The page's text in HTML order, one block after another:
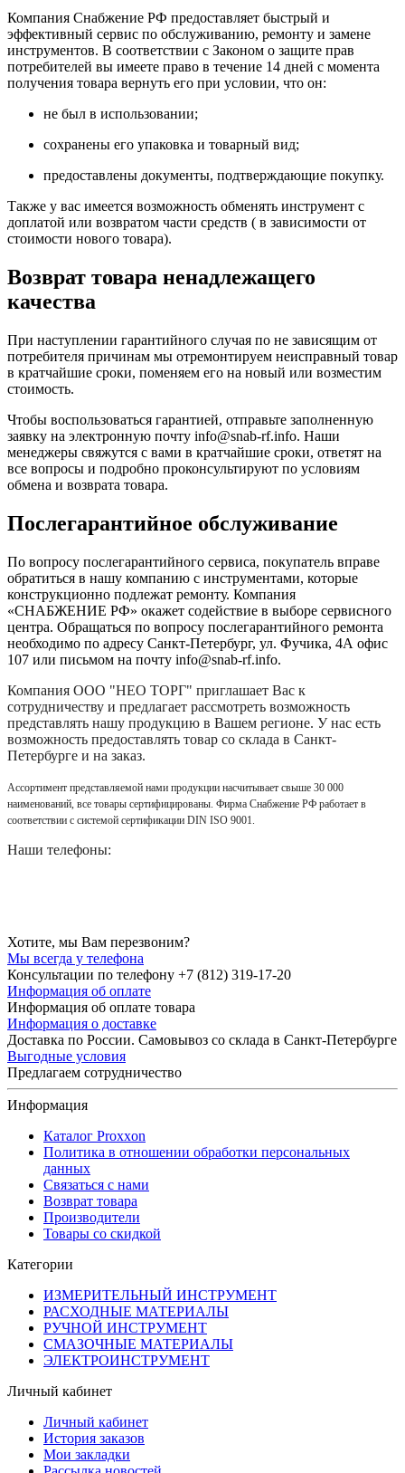
Компания Снабжение РФ предоставляет быстрый и
эффективный сервис по обслуживанию, ремонту и замене
инструментов. В соответствии с Законом о защите прав
потребителей вы имеете право в течение 14 дней с момента
получения товара вернуть его при условии, что он:
не был в использовании;
сохранены его упаковка и товарный вид;
предоставлены документы, подтверждающие покупку.
Также у вас имеется возможность обменять инструмент с
доплатой или возвратом части средств ( в зависимости от
стоимости нового товара).
Возврат товара ненадлежащего
качества
При наступлении гарантийного случая по не зависящим от
потребителя причинам мы отремонтируем неисправный товар
в кратчайшие сроки, поменяем его на новый или возместим
стоимость.
Чтобы воспользоваться гарантией, отправьте заполненную
заявку на электронную почту info@snab-rf.info. Наши
менеджеры свяжутся с вами в кратчайшие сроки, ответят на
все вопросы и подробно проконсультируют по условиям
обмена и возврата товара.
Послегарантийное обслуживание
По вопросу послегарантийного сервиса, покупатель вправе
обратиться в нашу компанию с инструментами, которые
конструкционно подлежат ремонту. Компания
«СНАБЖЕНИЕ РФ» окажет содействие в выборе сервисного
центра. Обращаться по вопросу послегарантийного ремонта
необходимо по адресу Санкт-Петербург, ул. Фучика, 4А офис
107 или письмом на почту info@snab-rf.info.
Компания ООО "НЕО ТОРГ" приглашает Вас к
сотрудничеству и предлагает рассмотреть возможность
представлять нашу продукцию в Вашем регионе. У нас есть
возможность предоставлять товар со склада в Санкт-
Петербурге и на заказ.
Ассортимент представляемой нами продукции насчитывает свыше 30 000
наименований, все товары сертифицированы. Фирма Снабжение РФ работает в
соответствии с системой сертификации DIN ISO 9001.
Наши телефоны:
Хотите, мы Вам перезвоним?
Мы всегда у телефона
Консультации по телефону +7 (812) 319-17-20
Информация об оплате
Информация об оплате товара
Информация о доставке
Доставка по России. Самовывоз со склада в Санкт-Петербурге
Выгодные условия
Предлагаем сотрудничество
Информация
Каталог Proxxon
Политика в отношении обработки персональных
данных
Связаться с нами
Возврат товара
Производители
Товары со скидкой
Категории
ИЗМЕРИТЕЛЬНЫЙ ИНСТРУМЕНТ
РАСХОДНЫЕ МАТЕРИАЛЫ
РУЧНОЙ ИНСТРУМЕНТ
СМАЗОЧНЫЕ МАТЕРИАЛЫ
ЭЛЕКТРОИНСТРУМЕНТ
Личный кабинет
Личный кабинет
История заказов
Мои закладки